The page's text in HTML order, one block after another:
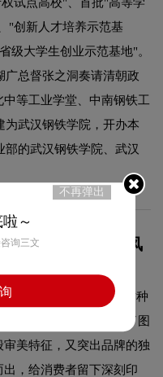
"创新人才培养示范基
级大学生创业示范基地"。
广总督张之洞奏请清朝政
等工业学堂、中南钢铁工
为武汉钢铁学院，开办本
部的武汉钢铁学院、武汉
属于什么设计风
出图形的设计风格。这种
设计师在标志中融合了图
美特征，又突出品牌的独
，给消费者留下深刻印
不再弹出
～
询三文